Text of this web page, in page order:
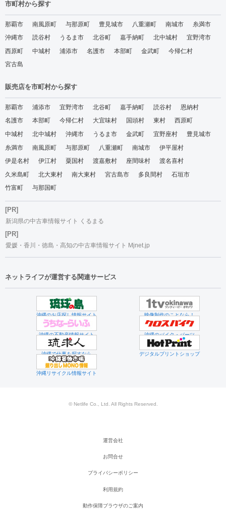
市町村から探す
那覇市 南風原町 与那原町 豊見城市 八重瀬町 南城市
糸満市
沖縄市
読谷村 うるま市 北谷町 嘉手納町 北中城村
宜野湾市
西原町
中城村 浦添市 名護市 本部町 金武町
今帰仁村
宮古島
販売店を市町村から探す
那覇市 浦添市 宜野湾市 北谷町 嘉手納町 読谷村
恩納村
名護市
本部町 今帰仁村 大宜味村 国頭村 東村
西原町
中城村
北中城村 沖縄市 うるま市 金武町 宜野座村
豊見城市
糸満市
南風原町 与那原町 八重瀬町 南城市
伊平屋村
伊是名村
伊江村 粟国村 渡嘉敷村 座間味村
渡名喜村
久米島町
北大東村 南大東村 宮古島市 多良間村
石垣市
竹富町
与那国町
[PR]
新潟県の中古車情報サイト くるまる
[PR]
愛媛・香川・徳島・高知の中古車情報サイト Mjnet.jp
ネットライフが運営する関連サービス
沖縄のお店探し情報サイト 映像制作のことなら！
沖縄の不動産情報サイト 沖縄のバイク・パーツ
沖縄で仕事を探すなら デジタルプリントショップ
沖縄リサイクル情報サイト
© Netlife Co., Ltd. All Rights Reserved.
運営会社
お問合せ
プライバシーポリシー
利用規約
動作保障ブラウザのご案内